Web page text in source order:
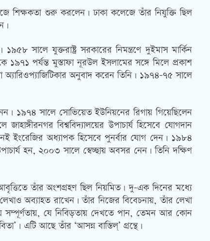
শিক্ষকতা শুরু করলেন। ঢাকা কলেজে তাঁর নিযুক্তি ছিল
সালে যুক্তরাষ্ট্র সরকারের নিমন্ত্রণে দুইমাস মার্কিন
১৯৭১ পর্যন্ত মুস্তাফা নূরউল ইসলামের সঙ্গে মিলে প্রকাশ
অ্যারিওপ্যাজিটিকার অনুবাদ করেন তিনি। ১৯৭৪-৭৫ সালে
১৯৭৪ সালে সোভিয়েত ইউনিয়নের রিগায় গিয়েছিলেন
বিশ্ববিদ্যালয়ের উপাচার্য হিসেবে যোগদান
ইংরেজির অধ্যাপক হিসেবে পুনর্বার যোগ দেন। ১৯৮৪
হন, ২০০৩ সালে স্বেচ্ছায় অবসর নেন। তিনি দক্ষিণ
তাঁর অংশগ্রহণ ছিল নিয়মিত। দু-এক দিনের মধ্যে
অব্যাহত রাখেন। তাঁর নিজের বিবেচনায়, তাঁর লেখা
সম্পূর্ণতায়, যে নিবিড়তায় দেখতে পান, তেমন আর কোন
এটি আছে তাঁর ‘আসন্ন বাস্তিল্’ গ্রন্থে।